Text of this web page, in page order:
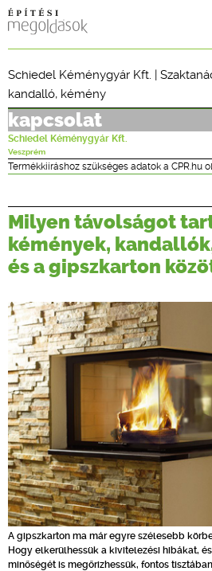
CPR
ÉPÍTÉSI JOG
ONLINE
TERVEZÉSI
Schiedel Kéménygyár Kft. |
kandalló, kémény
kapcsolat
Schiedel Kéménygyár Kft.
Veszprém
Termékkiíráshoz szükséges adatok a CPR.hu
Milyen távolságot
kémények,
és a gipszkarton
A gipszkarton ma már egyre szélesebb
Hogy elkerülhessük a kivitelezési hibákat,
minőségét is megőrizhessük, fontos